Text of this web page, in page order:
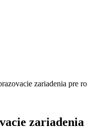
zariadenia pre